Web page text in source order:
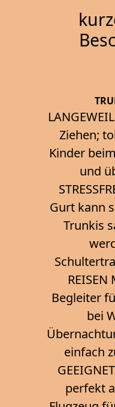
Ziehen;
Kinder
und
Gurt kann
Trunkis
REISEN
Begleiter
bei
einfach
perfekt